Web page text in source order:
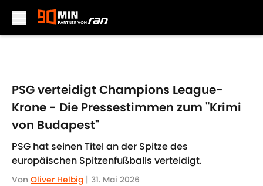
PSG verteidigt Champions League-
Krone - Die Pressestimmen zum "Krimi
von Budapest"
PSG hat seinen Titel an der Spitze des
europäischen Spitzenfußballs verteidigt.
Von Oliver Helbig | 31. Mai 2026